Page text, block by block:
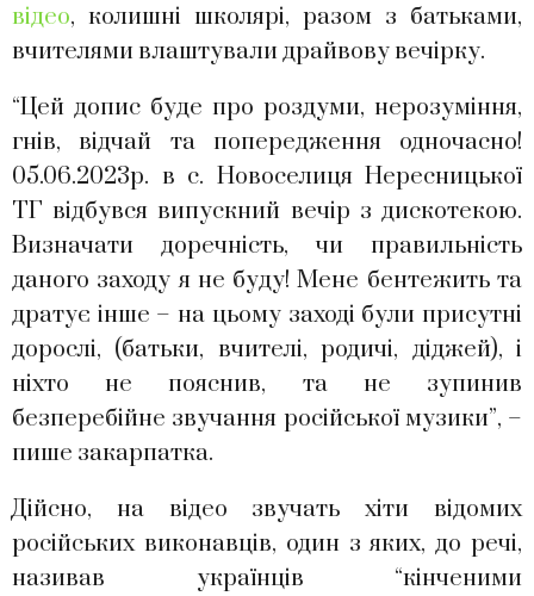
відео, колишні школярі, разом з батьками,
вчителями влаштували драйвову вечірку.
“Цей допис буде про роздуми, нерозуміння,
гнів, відчай та попередження одночасно!
05.06.2023р. в с. Новоселиця Нересницької
ТГ відбувся випускний вечір з дискотекою.
Визначати доречність, чи правильність
даного заходу я не буду! Мене бентежить та
дратує інше – на цьому заході були присутні
дорослі, (батьки, вчителі, родичі, діджей), і
ніхто не пояснив, та не зупинив
безперебійне звучання російської музики”, –
пише закарпатка.
Дійсно, на відео звучать хіти відомих
російських виконавців, один з яких, до речі,
називав українців “кінченими